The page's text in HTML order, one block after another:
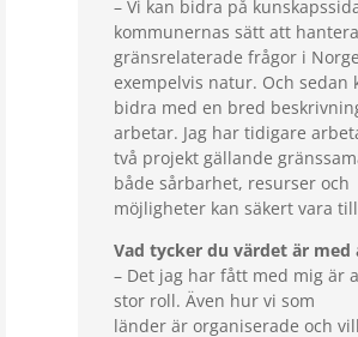
– Vi kan bidra på
kommunernas sätt att hantera
gränsrelaterade frågor i
exempelvis natur. Och sedan
bidra med en bred
arbetar. Jag har tidigare
två projekt gällande
både sårbarhet, resurser och
möjligheter kan säkert vara
Vad tycker du värdet är
– Det jag har fått med mig är
stor roll. Även hur vi som
länder är organiserade och